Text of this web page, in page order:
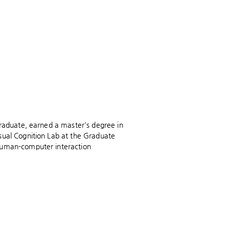
earned a master's degree in
Cognition Lab at the Graduate
computer interaction